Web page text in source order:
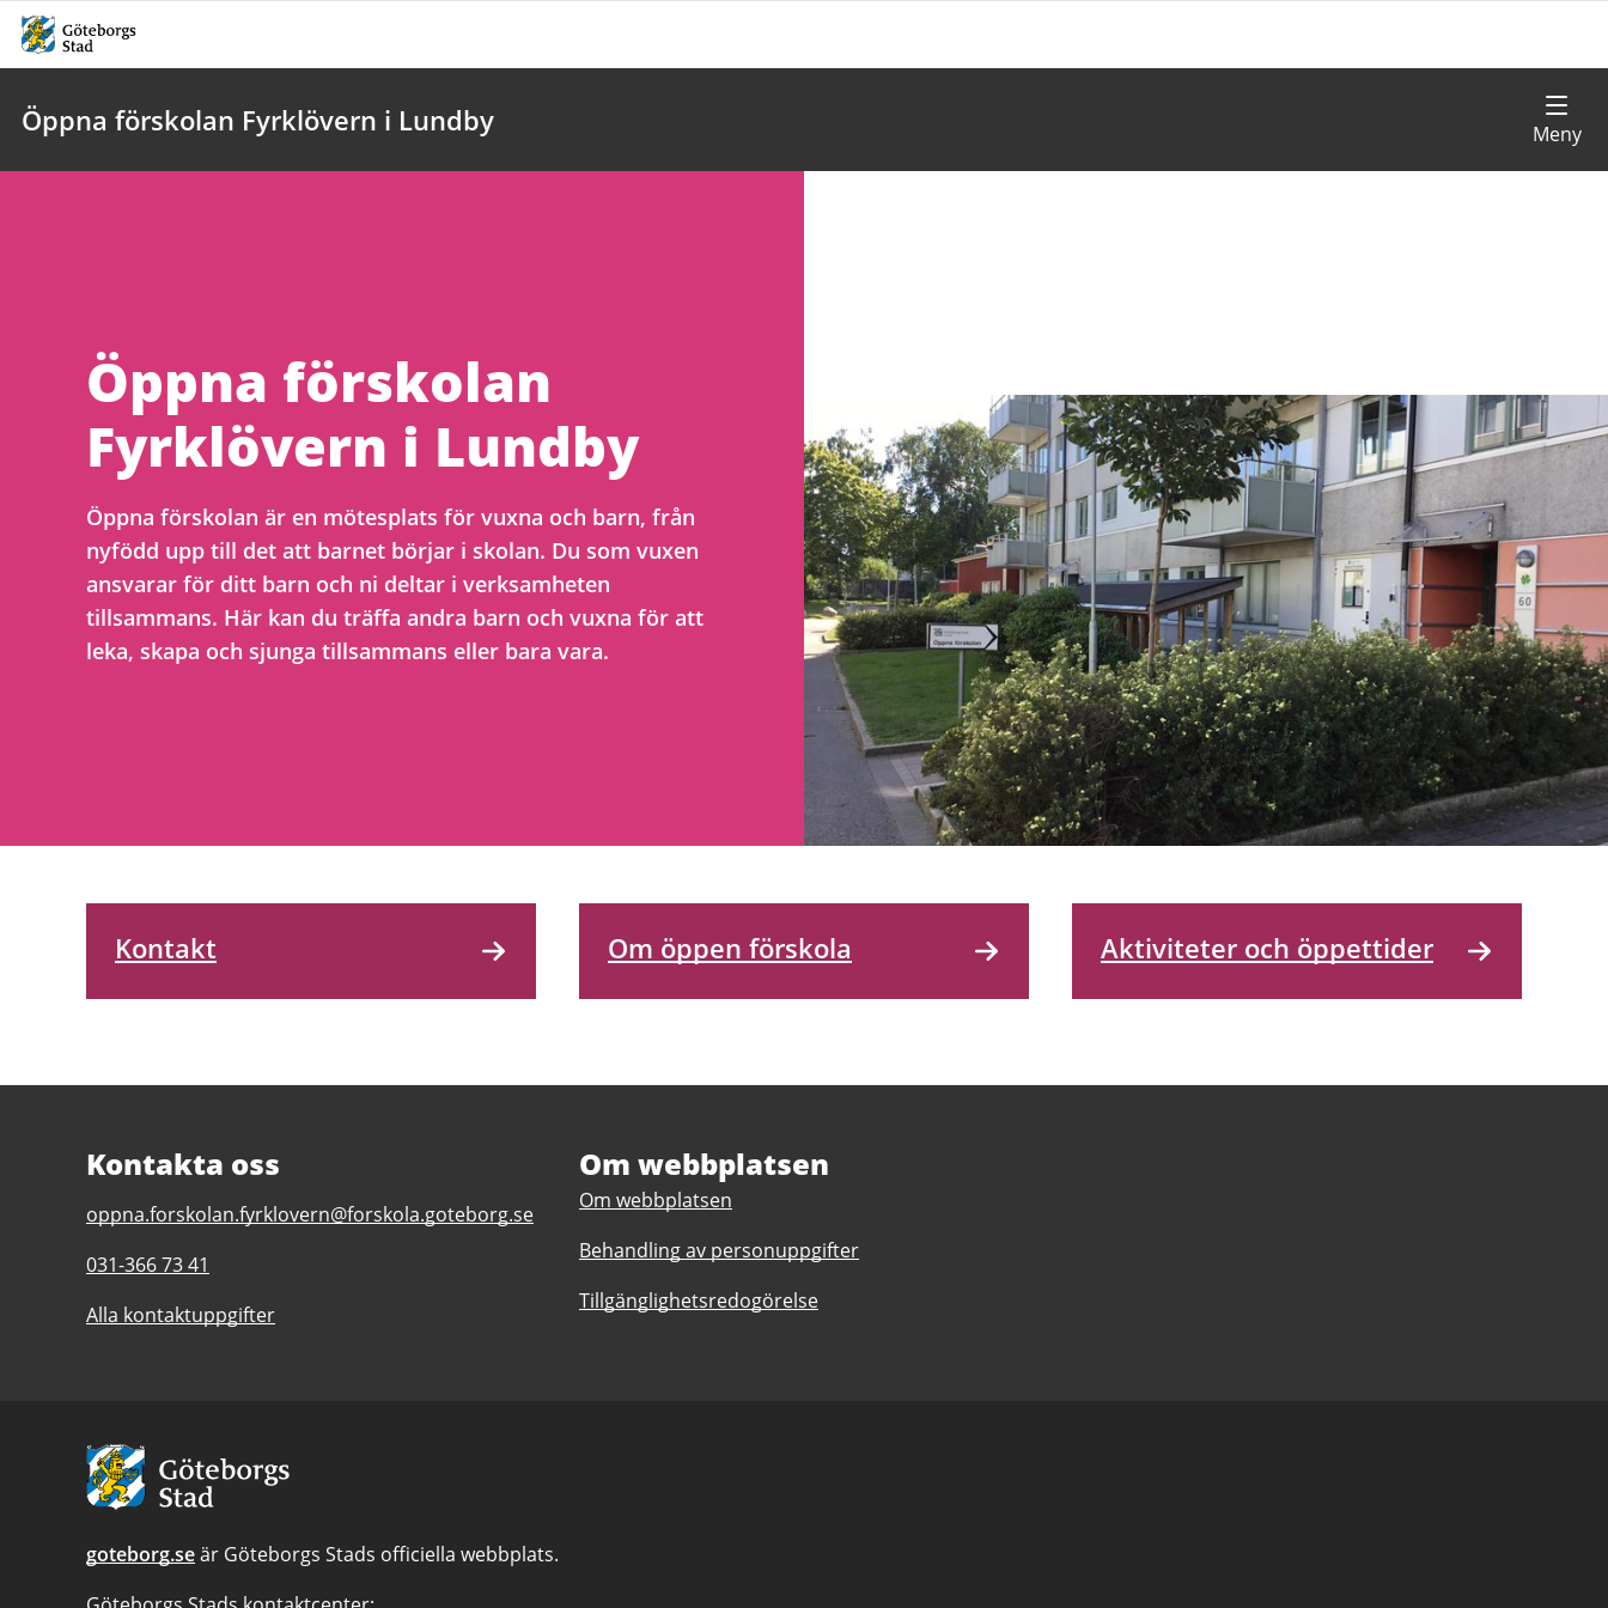
Öppna förskolan Fyrklövern i Lundby
Öppna förskolan
Fyrklövern i Lundby
Öppna förskolan är en mötesplats för vuxna och barn, från
nyfödd upp till det att barnet börjar i skolan. Du som vuxen
ansvarar för ditt barn och ni deltar i verksamheten
tillsammans. Här kan du träffa andra barn och vuxna för att
leka, skapa och sjunga tillsammans eller bara vara.
Kontakt Om öppen förskola Aktiviteter och öppettider
Kontakta oss
E-
till
Öppna
förskolan
oppna.forskolan.fyrklovern@forskola.goteborg.se
Telefonnummer
Öppna
031-366 73 41
Alla kontaktuppgifter
Om webbplatsen
Om webbplatsen
Behandling av personuppgifter
Tillgänglighetsredogörelse
Avsändare:
Göteborgs
Stad
goteborg.seär Göteborgs Stads officiella webbplats.